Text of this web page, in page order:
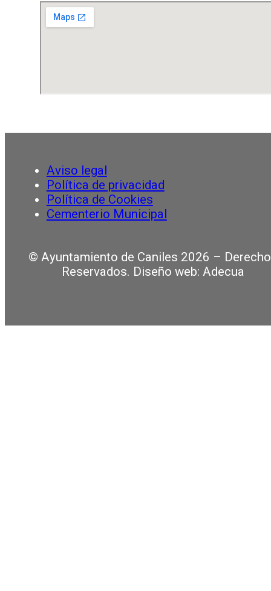
Aviso legal
Política de privacidad
Política de Cookies
Cementerio Municipal
© Ayuntamiento de Caniles 2026 –
Reservados. Diseño web: Adecua